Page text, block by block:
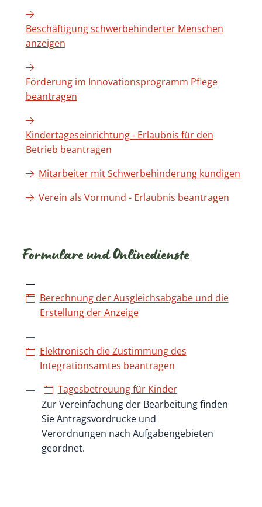
Beschäftigung schwerbehinderter Menschen
anzeigen
Förderung im Innovationsprogramm Pflege
beantragen
Kindertageseinrichtung - Erlaubnis für den
Betrieb beantragen
Mitarbeiter mit Schwerbehinderung kündigen
Verein als Vormund - Erlaubnis beantragen
Formulare und Onlinedienste
Berechnung der Ausgleichsabgabe und die
Erstellung der Anzeige
Elektronisch die Zustimmung des
Integrationsamtes beantragen
Tagesbetreuung für Kinder
Zur Vereinfachung der Bearbeitung finden
Sie Antragsvordrucke und
Verordnungen nach Aufgabengebieten
geordnet.